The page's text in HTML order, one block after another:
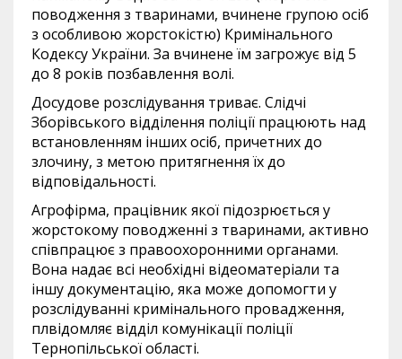
поводження з тваринами, вчинене групою осіб
з особливою жорстокістю) Кримінального
Кодексу України. За вчинене їм загрожує від 5
до 8 років позбавлення волі.
Досудове розслідування триває. Слідчі
Зборівського відділення поліції працюють над
встановленням інших осіб, причетних до
злочину, з метою притягнення їх до
відповідальності.
Агрофірма, працівник якої підозрюється у
жорстокому поводженні з тваринами, активно
співпрацює з правоохоронними органами.
Вона надає всі необхідні відеоматеріали та
іншу документацію, яка може допомогти у
розслідуванні кримінального провадження,
плвідомляє відділ комунікації поліції
Тернопільської області.